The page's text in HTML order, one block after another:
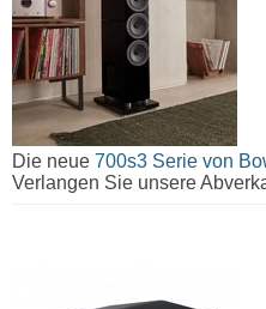
Die neue 700s3 Serie von
Verlangen Sie unsere